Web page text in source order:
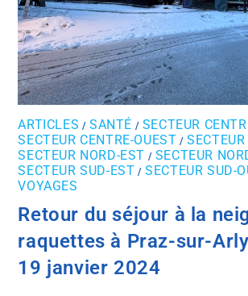
ARTICLES /SANTÉ / SECTEUR
SECTEUR CENTRE-OUEST /
SECTEUR NORD-EST / SECTEUR
SECTEUR SUD-EST /SECTEUR SUD-
VOYAGES
Retour du séjour à la
raquettes à Praz-sur-
19 janvier 2024